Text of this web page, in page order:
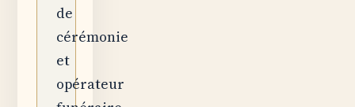
de
cérémonie
et
opérateur